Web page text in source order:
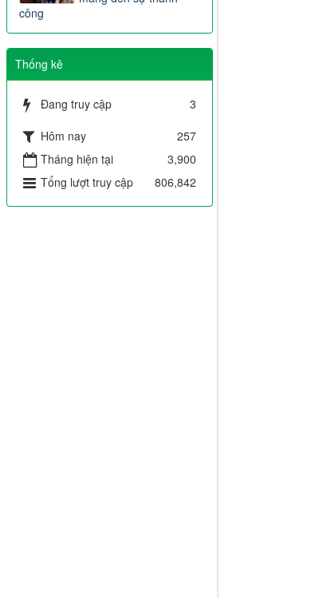
công
Thống kê
Đang truy cập
3
Hôm nay
257
Tháng hiện tại
3,900
Tổng lượt truy cập
806,842